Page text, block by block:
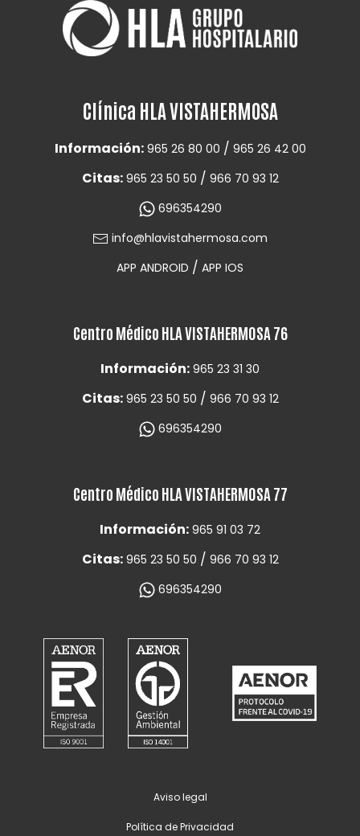
Clínica HLA VISTAHERMOSA
Información: 965 26 80 00 / 965 26 42 00
Citas: 965 23 50 50 / 966 70 93 12
696354290
info@hlavistahermosa.com
APP ANDROID / APP IOS
Centro Médico HLA VISTAHERMOSA 76
Información: 965 23 31 30
Citas: 965 23 50 50 / 966 70 93 12
696354290
Centro Médico HLA VISTAHERMOSA 77
Información: 965 91 03 72
Citas: 965 23 50 50 / 966 70 93 12
696354290
Aviso legal
Política de Privacidad